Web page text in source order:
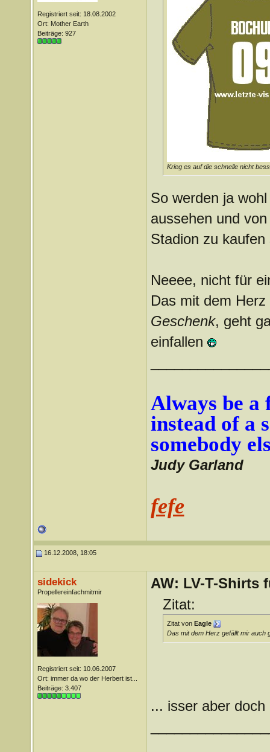
Registriert seit: 18.08.2002
Ort: Mother Earth
Beiträge: 927
Krieg es auf die schnelle nicht
So werden ja
aussehen und
Stadion zu kaufen
Neeee, nicht für
Das mit dem
Geschenk, geht
einfallen
Always be
instead of a
somebody
Judy Garland
fefe
16.12.2008, 18:05
sidekick
Propellereinfachmitmir
Registriert seit: 10.06.2007
Ort: immer da wo der Herbert ist...
Beiträge: 3.407
AW: LV-T-Shirts
Zitat:
Zitat von Eagle
Das mit dem Herz gefällt mir auch
... isser aber